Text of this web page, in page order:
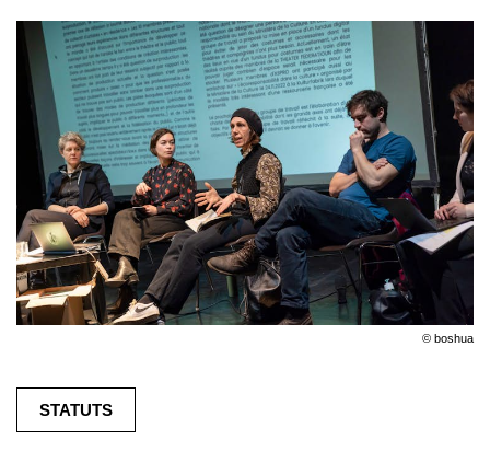
© boshua
STATUTS